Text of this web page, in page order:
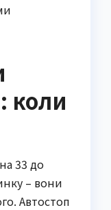
коли
33 до
– вони
Автостоп